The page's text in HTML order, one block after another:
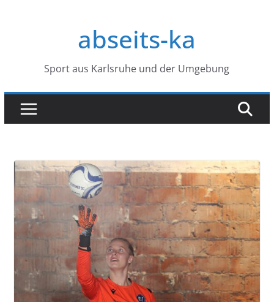
abseits-ka
Sport aus Karlsruhe und der Umgebung